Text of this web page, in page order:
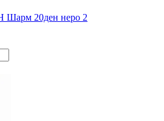
20ден неро 2